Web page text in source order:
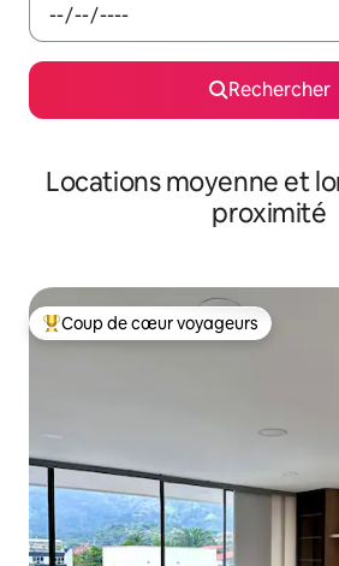
Rechercher
Locations moyenne et
proximité
Coups de cœur voyageurs les plus
Coup de cœur voyageurs